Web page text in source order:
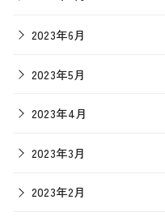
2023年6月
2023年5月
2023年4月
2023年3月
2023年2月